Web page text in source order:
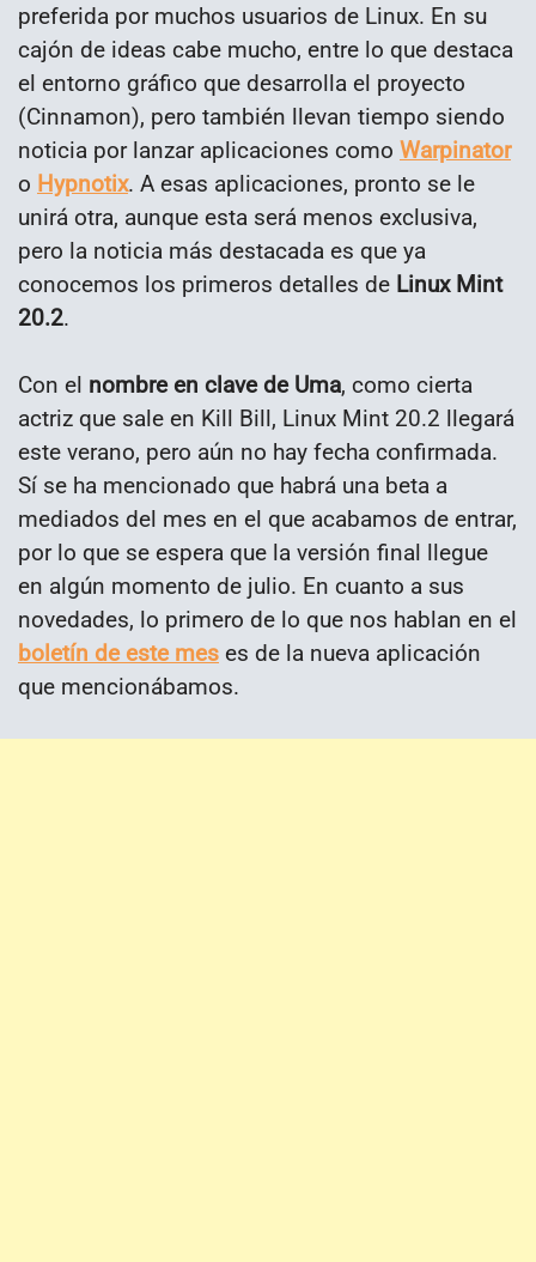
preferida por muchos usuarios de Linux. En su
cajón de ideas cabe mucho, entre lo que destaca
el entorno gráfico que desarrolla el proyecto
(Cinnamon), pero también llevan tiempo siendo
noticia por lanzar aplicaciones como Warpinator
o Hypnotix. A esas aplicaciones, pronto se le
unirá otra, aunque esta será menos exclusiva,
pero la noticia más destacada es que ya
conocemos los primeros detalles de Linux Mint
20.2.
Con el nombre en clave de Uma, como cierta
actriz que sale en Kill Bill, Linux Mint 20.2 llegará
este verano, pero aún no hay fecha confirmada.
Sí se ha mencionado que habrá una beta a
mediados del mes en el que acabamos de entrar,
por lo que se espera que la versión final llegue
en algún momento de julio. En cuanto a sus
novedades, lo primero de lo que nos hablan en el
boletín de este mes es de la nueva aplicación
que mencionábamos.